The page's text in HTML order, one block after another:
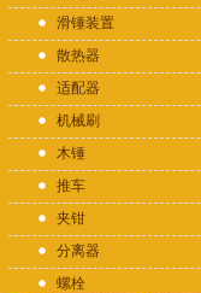
滑锤装置
散热器
适配器
机械刷
木锤
推车
夹钳
分离器
螺栓